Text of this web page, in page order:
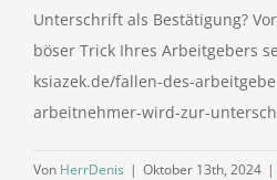
Unterschrift als Bestätigung?
böser Trick Ihres Arbeitgebers
ksiazek.de/fallen-des-
arbeitnehmer-wird-zur-
Von HerrDenis | Oktober 13th, 2024 |